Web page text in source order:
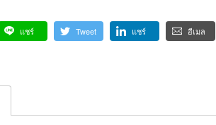
แชร์ Tweet แชร์ อีเมล